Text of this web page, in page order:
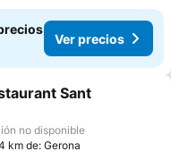
Ver precios
a favoritos
Sant
no disponible
km de: Gerona